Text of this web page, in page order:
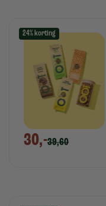
24% korting
30,-39,60